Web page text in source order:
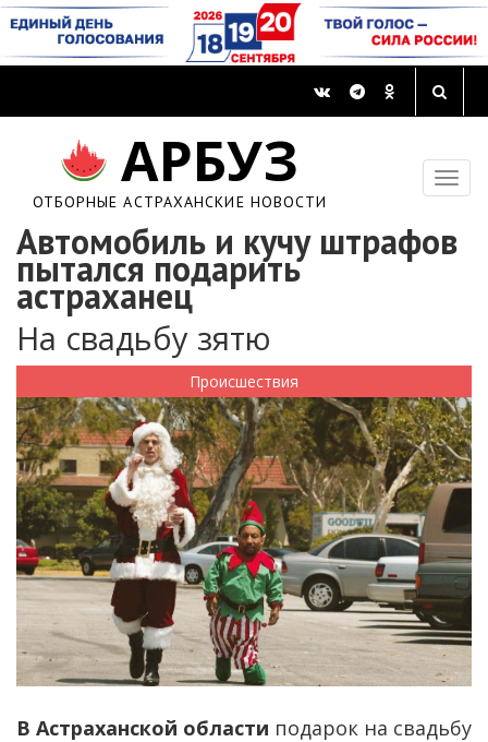
АРБУЗ
ОТБОРНЫЕ АСТРАХАНСКИЕ НОВОСТИ
Автомобиль и кучу штрафов
пытался подарить
астраханец
На свадьбу зятю
Происшествия
В Астраханской области подарок на свадьбу